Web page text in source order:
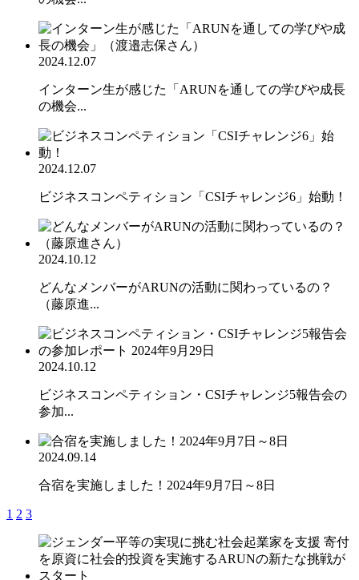
2024.12.07
インターン生が感じた「ARUNを通しての学びや成長
の機会...
2024.12.07
ビジネスコンペティション「CSIチャレンジ6」始動！
2024.10.12
どんなメンバーがARUNの活動に関わっているの？
（藤原進...
2024.10.12
ビジネスコンペティション・CSIチャレンジ5報告会の
参加...
2024.09.14
合宿を実施しました！2024年9月7日～8日
1 2 3